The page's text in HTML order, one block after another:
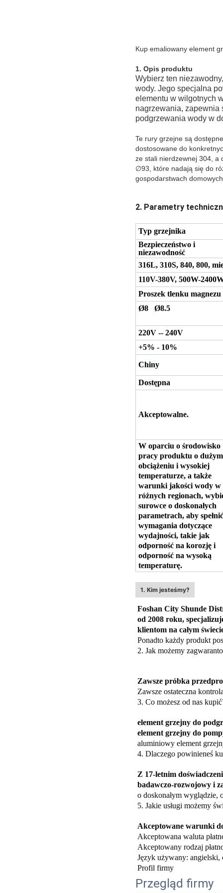
Kup emaliowany element
1. Opis produktu
Wybierz ten
wody. Jego specjalna
elementu w wilgotnych
nagrzewania, zapewnia
podgrzewania wody w
Te rury grzejne są
dostosowane do
ze stali nierdzewnej 304, a
∅93, które nadają się do
gospodarstwach domowych.
2. Parametry
Typ grzejnika
Bezpieczeństwo i
niezawodność
316L, 310S, 840, 800,
110V-380V, 500W-
Proszek tlenku magnezu
Ø8 Ø8.5
220V -- 240V
+5% - 10%
Chiny
Dostępna
Akceptowalne.
W oparciu o środowisko
pracy produktu o dużym
obciążeniu i wysokiej
temperaturze, a także
warunki jakości wody w
różnych regionach,
surowce o doskonałych
parametrach, aby spełnić
wymagania dotyczące
wydajności, takie jak
odporność na korozję i
odporność na wysoką
temperaturę.
1. Kim jesteśmy?
Foshan City Shunde
od 2008 roku,
klientom na całym
Ponadto każdy produkt
2. Jak możemy
Zawsze próbka
Zawsze ostateczna
3. Co możesz od nas
element grzejny do
element grzejny do
aluminiowy element
4. Dlaczego powinieneś
Z 17-letnim
badawczo-rozwojowy i
o doskonałym wyglądzie,
5. Jakie usługi możemy
Akceptowane warunki
Akceptowana waluta
Akceptowany rodzaj
Język używany: angielski,
Profil firmy
Przegląd firmy